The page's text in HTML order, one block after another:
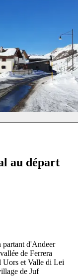
au départ
partant d'Andeer
de Ferrera
Uors et Valle di Lei
de Juf